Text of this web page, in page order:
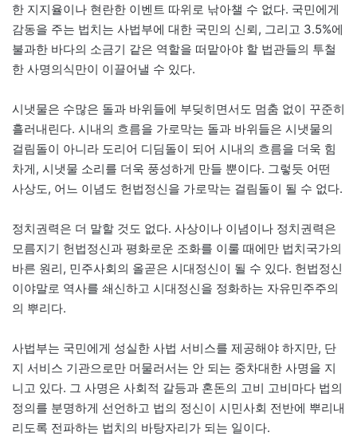
한 지지율이나 현란한 이벤트 따위로 낚아챌 수 없다. 국민에게
감동을 주는 법치는 사법부에 대한 국민의 신뢰, 그리고 3.5%에
불과한 바다의 소금기 같은 역할을 떠맡아야 할 법관들의 투철
한 사명의식만이 이끌어낼 수 있다.
​시냇물은 수많은 돌과 바위들에 부딪히면서도 멈춤 없이 꾸준히
흘러내린다. 시내의 흐름을 가로막는 돌과 바위들은 시냇물의
걸림돌이 아니라 도리어 디딤돌이 되어 시내의 흐름을 더욱 힘
차게, 시냇물 소리를 더욱 풍성하게 만들 뿐이다. 그렇듯 어떤
사상도, 어느 이념도 헌법정신을 가로막는 걸림돌이 될 수 없다.
정치권력은 더 말할 것도 없다. 사상이나 이념이나 정치권력은
모름지기 헌법정신과 평화로운 조화를 이룰 때에만 법치국가의
바른 원리, 민주사회의 올곧은 시대정신이 될 수 있다. 헌법정신
이야말로 역사를 쇄신하고 시대정신을 정화하는 자유민주주의
의 뿌리다.​
사법부는 국민에게 성실한 사법 서비스를 제공해야 하지만, 단
지 서비스 기관으로만 머물러서는 안 되는 중차대한 사명을 지
니고 있다. 그 사명은 사회적 갈등과 혼돈의 고비 고비마다 법의
정의를 분명하게 선언하고 법의 정신이 시민사회 전반에 뿌리내
리도록 전파하는 법치의 바탕자리가 되는 일이다.